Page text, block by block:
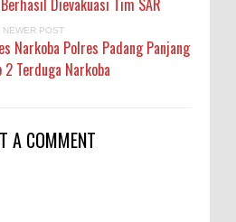
NEWER POST
Narkoba Polres Padang Panjang
2 Terduga Narkoba
A COMMENT